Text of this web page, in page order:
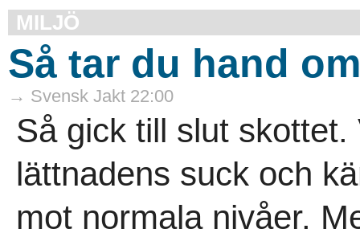
MILJÖ
Så tar du hand
→ Svensk Jakt 22:00
Så gick till slut
lättnadens suck och
mot normala nivåer.